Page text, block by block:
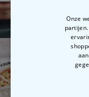
Onze